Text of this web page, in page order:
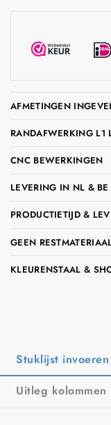
AFMETINGEN
RANDAFWERKING L1
CNC BEWERKINGEN
LEVERING IN NL &
PRODUCTIETIJD &
GEEN RESTMATERIAAL
KLEURENSTAAL &
Stuklijst invoeren
Uitleg kolommen